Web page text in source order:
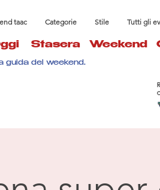
taac Categorie Stile Tutti gli
Stasera Weekend
guida del weekend.